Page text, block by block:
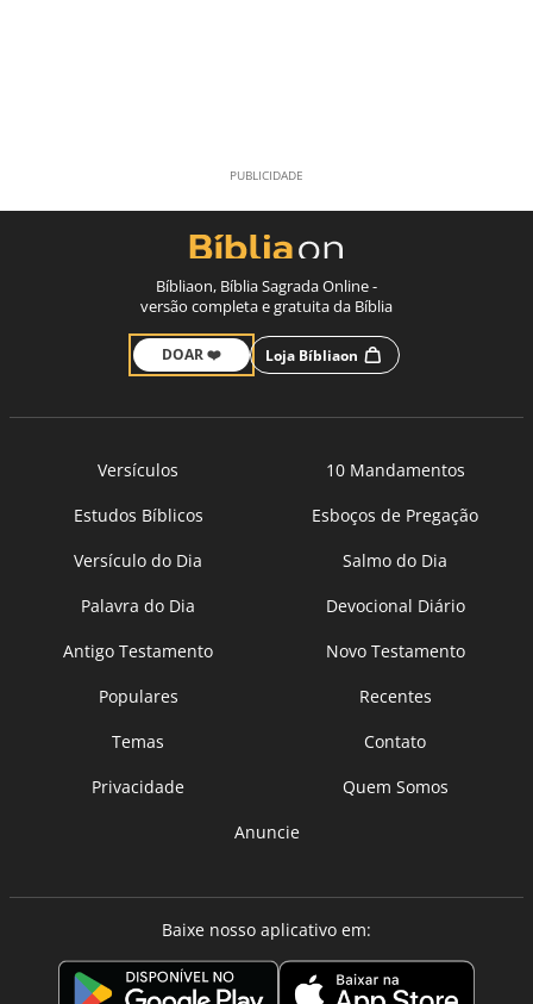
Bíbliaon, Bíblia Sagrada Online -
versão completa e gratuita da Bíblia
DOAR ❤️ Loja Bíbliaon
Versículos
10 Mandamentos
Estudos Bíblicos
Esboços de Pregação
Versículo do Dia
Salmo do Dia
Palavra do Dia
Devocional Diário
Antigo Testamento
Novo Testamento
Populares
Recentes
Temas
Contato
Privacidade
Quem Somos
Anuncie
Baixe nosso aplicativo em: